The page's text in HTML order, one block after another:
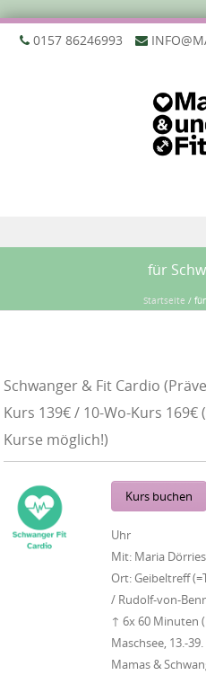
‭0157 86246993‬
für
Startseite /
Schwanger & Fit Cardio
Kurs 139€ / 10-Wo-Kurs
Kurse möglich!)
Kurs buchen
Uhr
Mit: Maria Dörries
Ort:Geibeltreff
/ Rudolf-von-
↑ 6x 60 Minuten
Maschsee, 13.-
Mamas &